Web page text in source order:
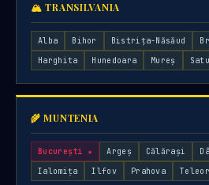
🏔 TRANSILVANIA
Alba Bihor Bistrița-Năsăud
Harghita
Hunedoara Mureș
🌾 MUNTENIA
București ★ Argeș Călărași
Ialomița
Ilfov Prahova